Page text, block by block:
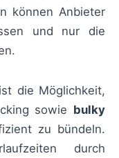
können Anbieter
und nur die
die Möglichkeit,
sowie bulky
zu bündeln.
durch